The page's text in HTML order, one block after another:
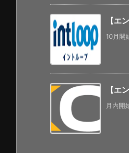
【エ
10月開
【エ
月内開